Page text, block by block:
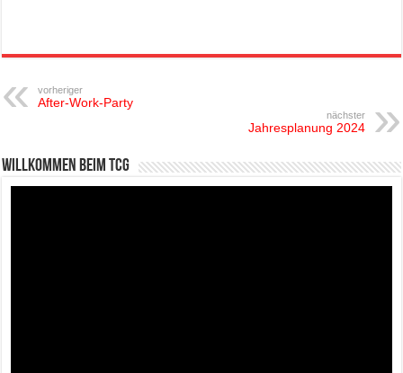
vorheriger
After-Work-Party
nächster
Jahresplanung 2024
Willkommen beim TCG